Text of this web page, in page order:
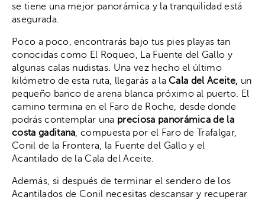
se tiene una mejor panorámica y la tranquilidad está
asegurada.
Poco a poco, encontrarás bajo tus pies playas tan
conocidas como El Roqueo, La Fuente del Gallo y
algunas calas nudistas. Una vez hecho el último
kilómetro de esta ruta, llegarás a la Cala del Aceite, un
pequeño banco de arena blanca próximo al puerto. El
camino termina en el Faro de Roche, desde donde
podrás contemplar una preciosa panorámica de la
costa gaditana, compuesta por el Faro de Trafalgar,
Conil de la Frontera, la Fuente del Gallo y el
Acantilado de la Cala del Aceite.
Además, si después de terminar el sendero de los
Acantilados de Conil necesitas descansar y recuperar